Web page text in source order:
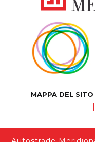
MAPPA DEL SITO